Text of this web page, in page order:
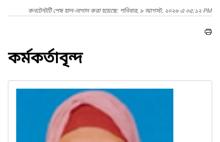
কনটেন্টটি শেষ হাল-নাগাদ করা হয়েছে: শনিবার, ৮ আগস্ট, ২০২৬ এ ০৫:১২ PM
কর্মকর্তাবৃন্দ